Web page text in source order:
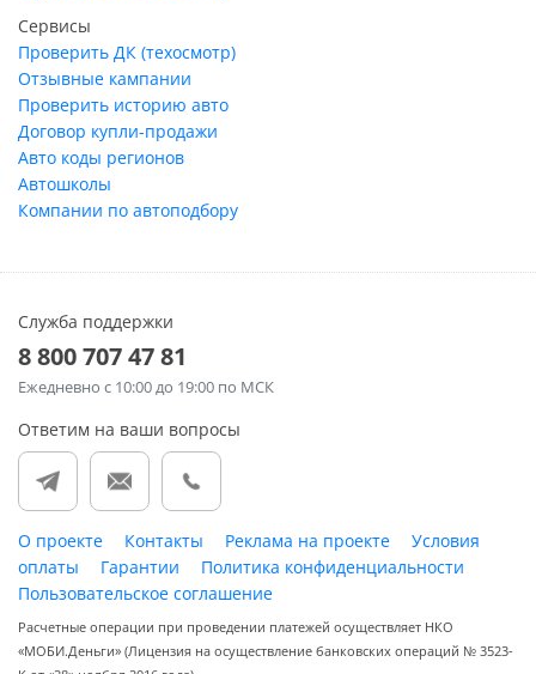
Сервисы
Проверить ДК (техосмотр)
Отзывные кампании
Проверить историю авто
Договор купли-продажи
Авто коды регионов
Автошколы
Компании по автоподбору
Служба поддержки
8 800 707 47 81
Ежедневно с 10:00 до 19:00 по МСК
Ответим на ваши вопросы
О проекте Контакты Реклама на проекте
Условия
оплаты
Гарантии
Политика конфиденциальности
Пользовательское соглашение
Расчетные операции при проведении платежей осуществляет НКО
«МОБИ.Деньги» (Лицензия на осуществление банковских операций № 3523-